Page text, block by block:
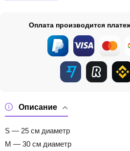
Описание
S — 25 см диаметр
M — 30 см диаметр
Оплата производится